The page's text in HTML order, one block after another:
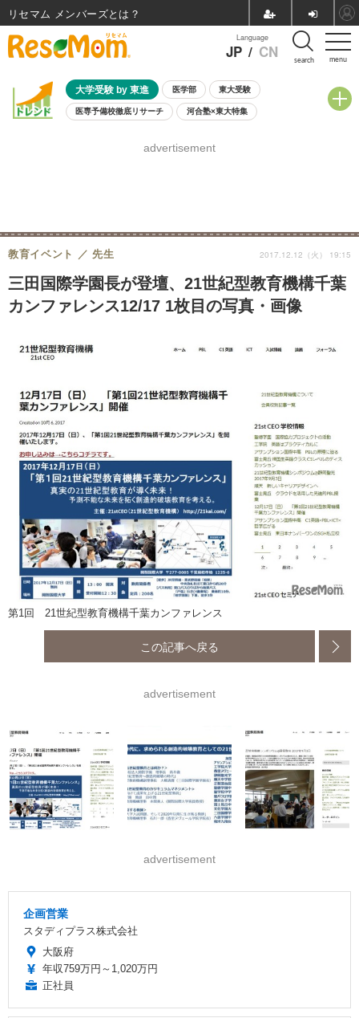
menu
Language
JP / CN search
大学受験 by 東進 医学部 東大受験
医専予備校徹底リサーチ 河合塾×東大特集
8月開催学校説明会・相談会
advertisement
三田国際学園長が登壇、21世紀型教育機構千葉
カンファレンス12/17 1枚目の写真・画像
教育イベント 先生 2017.12.12（火） 19:15
第1回 21世紀型教育機構千葉カンファレンス
この記事へ戻る
advertisement
advertisement
企画営業
スタディプラス株式会社
大阪府
年収759万円～1,020万円
正社員
リセマム メンバーズ